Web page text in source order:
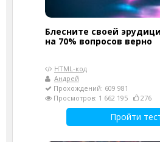
Блесните своей
на 70% вопросов верно
HTML-код
Андрей
Прохождений: 609 981
Просмотров: 1 662 195
276
Пройти